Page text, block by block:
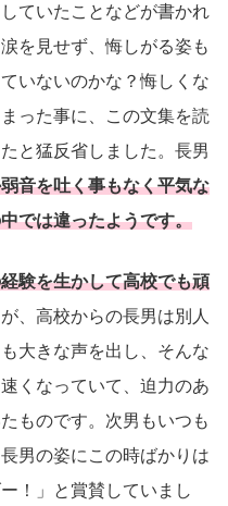
ていたことなどが書かれ
を見せず、悔しがる姿も
いないのかな？悔しくな
った事に、この文集を読
と猛反省しました。長男
音を吐く事もなく平気な
では違ったようです。
験を生かして高校でも頑
、高校からの長男は別人
大きな声を出し、そんな
くなっていて、迫力のあ
ものです。次男もいつも
男の姿にこの時ばかりは
！」と賞賛していまし